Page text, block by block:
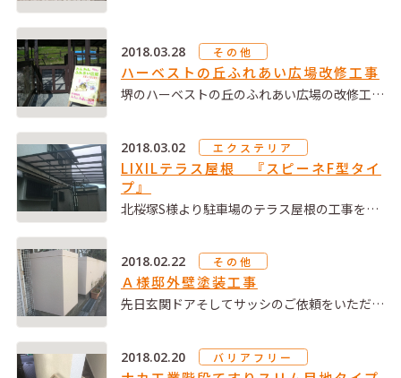
2018.03.28 その他
ハーベストの丘ふれあい広場改修工事
堺のハーベストの丘のふれあい広場の改修工…
2018.03.02 エクステリア
LIXILテラス屋根 『スピーネF型タイ
プ』
北桜塚S様より駐車場のテラス屋根の工事を…
2018.02.22 その他
Ａ様邸外壁塗装工事
先日玄関ドアそしてサッシのご依頼をいただ…
2018.02.20 バリアフリー